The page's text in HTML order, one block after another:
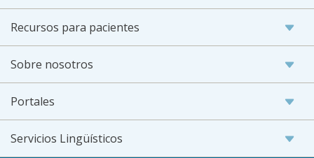
Recursos para pacientes
Sobre nosotros
Portales
Servicios Lingüísticos